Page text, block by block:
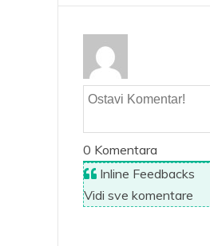
0 Komentara
Inline Feedbacks
Vidi sve komentare